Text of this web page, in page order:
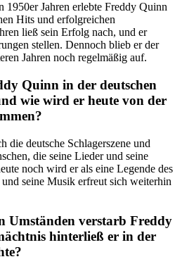
1950er Jahren erlebte Freddy Quinn
Hits und erfolgreichen
ließ sein Erfolg nach, und er
stellen. Dennoch blieb er der
Jahren noch regelmäßig auf.
Quinn in der deutschen
wie wird er heute von der
die deutsche Schlagerszene und
die seine Lieder und seine
noch wird er als eine Legende des
und seine Musik erfreut sich weiterhin
Umständen verstarb Freddy
hinterließ er in der